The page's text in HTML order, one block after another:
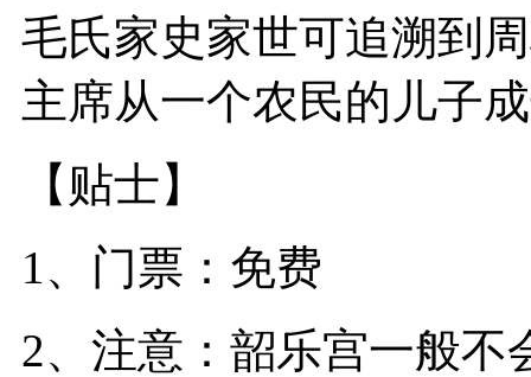
毛氏家史家世可追溯到
主席从一个农民的儿子
【贴士】
1、门票：免费
2、注意：韶乐宫一般不